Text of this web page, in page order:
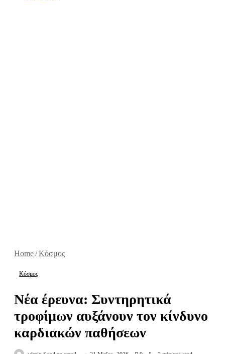
Home/Κόσμος
Κόσμος
Νέα έρευνα: Συντηρητικά
τροφίμων αυξάνουν τον κίνδυνο
καρδιακών παθήσεων